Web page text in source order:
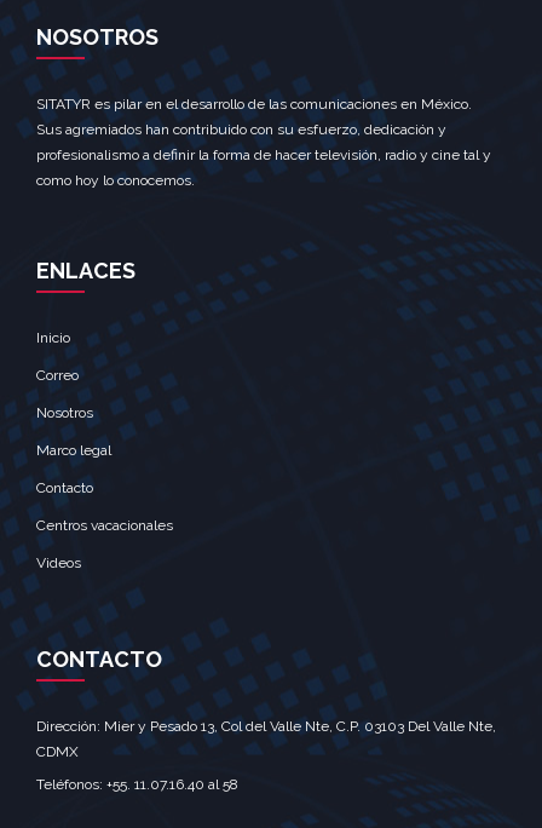
NOSOTROS
SITATYR es pilar en el desarrollo de las comunicaciones en México.
Sus agremiados han contribuido con su esfuerzo, dedicación y
profesionalismo a definir la forma de hacer televisión, radio y cine tal y
como hoy lo conocemos.
ENLACES
Inicio
Correo
Nosotros
Marco legal
Contacto
Centros vacacionales
Videos
CONTACTO
Dirección: Mier y Pesado 13, Col del Valle Nte, C.P. 03103 Del Valle Nte,
CDMX‎
Teléfonos: +55. 11.07.16.40 al 58‎